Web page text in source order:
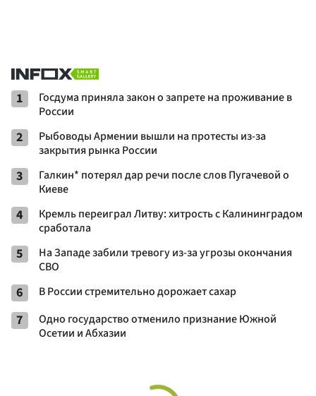
1
Госдума приняла закон о запрете на проживание в
России
2
Рыбоводы Армении вышли на протесты из-за
закрытия рынка России
3
Галкин* потерял дар речи после слов Пугачевой о
Киеве
4
Кремль переиграл Литву: хитрость с Калининградом
сработала
5
На Западе забили тревогу из-за угрозы окончания
СВО
6 В России стремительно дорожает сахар
7
Одно государство отменило признание Южной
Осетии и Абхазии